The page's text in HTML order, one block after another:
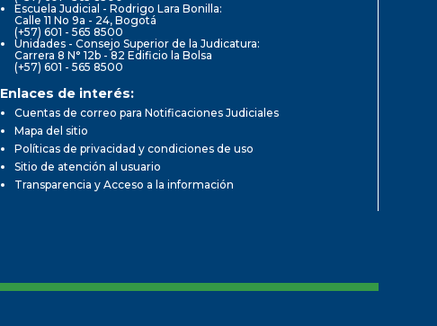
Escuela Judicial - Rodrigo Lara Bonilla:
Calle 11 No 9a - 24, Bogotá
(+57) 601 - 565 8500
Unidades - Consejo Superior de la Judicatura:
Carrera 8 N° 12b - 82 Edificio la Bolsa
(+57) 601 - 565 8500
Enlaces de interés:
Cuentas de correo para Notificaciones Judiciales
Mapa del sitio
Políticas de privacidad y condiciones de uso
Sitio de atención al usuario
Transparencia y Acceso a la información